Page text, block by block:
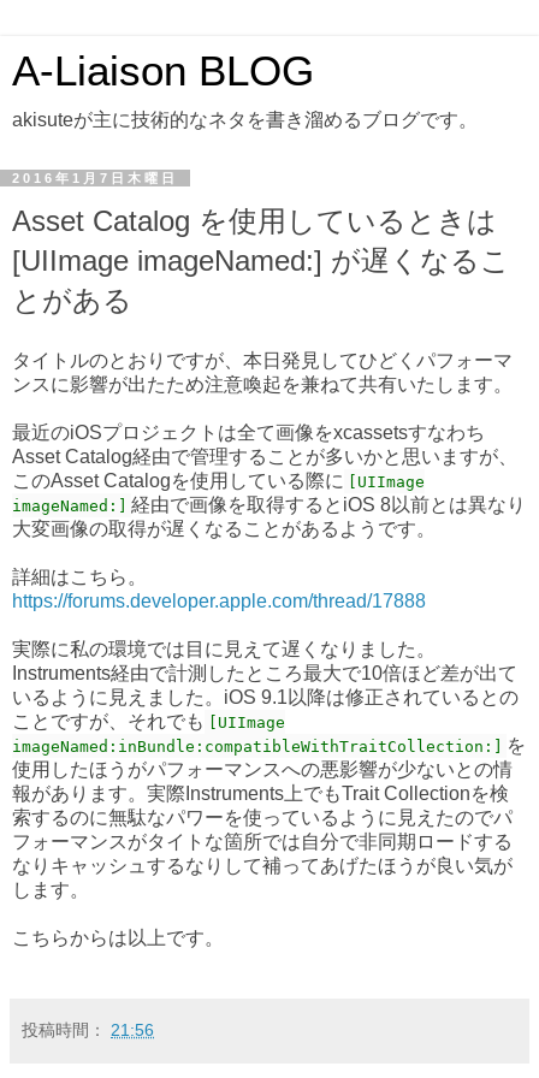
A-Liaison BLOG
akisuteが主に技術的なネタを書き溜めるブログです。
2016年1月7日木曜日
Asset Catalog を使用しているときは
[UIImage imageNamed:] が遅くなるこ
とがある
タイトルのとおりですが、本日発見してひどくパフォーマ
ンスに影響が出たため注意喚起を兼ねて共有いたします。
最近のiOSプロジェクトは全て画像をxcassetsすなわち
Asset Catalog経由で管理することが多いかと思いますが、
このAsset Catalogを使用している際に
[UIImage
imageNamed:]
経由で画像を取得するとiOS 8以前とは異なり
大変画像の取得が遅くなることがあるようです。
詳細はこちら。
https://forums.developer.apple.com/thread/17888
実際に私の環境では目に見えて遅くなりました。
Instruments経由で計測したところ最大で10倍ほど差が出て
いるように見えました。iOS 9.1以降は修正されているとの
ことですが、それでも
[UIImage
imageNamed:inBundle:compatibleWithTraitCollection:]
を
使用したほうがパフォーマンスへの悪影響が少ないとの情
報があります。実際Instruments上でもTrait Collectionを検
索するのに無駄なパワーを使っているように見えたのでパ
フォーマンスがタイトな箇所では自分で非同期ロードする
なりキャッシュするなりして補ってあげたほうが良い気が
します。
こちらからは以上です。
投稿時間： 21:56